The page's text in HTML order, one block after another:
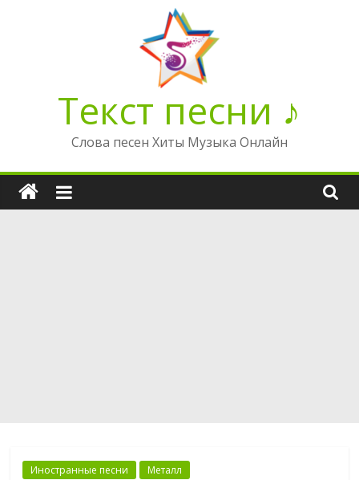
Текст песни ♪
Слова песен Хиты Музыка Онлайн
Иностранные песни Металл